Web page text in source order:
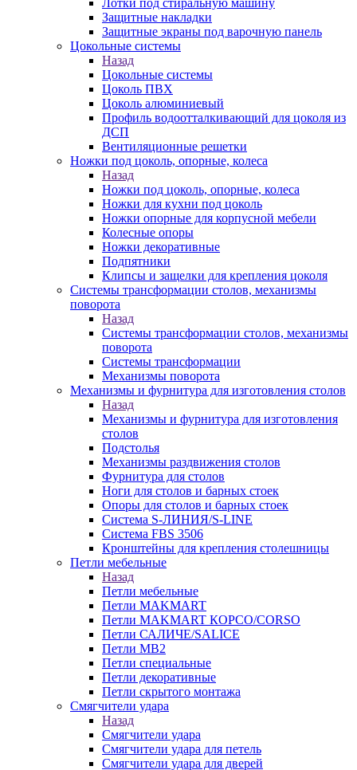
Лотки под стиральную машину
Защитные накладки
Защитные экраны под варочную панель
Цокольные системы
Назад
Цокольные системы
Цоколь ПВХ
Цоколь алюминиевый
Профиль водоотталкивающий для цоколя из
ДСП
Вентиляционные решетки
Ножки под цоколь, опорные, колеса
Назад
Ножки под цоколь, опорные, колеса
Ножки для кухни под цоколь
Ножки опорные для корпусной мебели
Колесные опоры
Ножки декоративные
Подпятники
Клипсы и защелки для крепления цоколя
Системы трансформации столов, механизмы
поворота
Назад
Системы трансформации столов, механизмы
поворота
Системы трансформации
Механизмы поворота
Механизмы и фурнитура для изготовления столов
Назад
Механизмы и фурнитура для изготовления
столов
Подстолья
Механизмы раздвижения столов
Фурнитура для столов
Ноги для столов и барных стоек
Опоры для столов и барных стоек
Система S-ЛИНИЯ/S-LINE
Система FBS 3506
Кронштейны для крепления столешницы
Петли мебельные
Назад
Петли мебельные
Петли MAKMART
Петли MAKMART КОРСО/CORSO
Петли САЛИЧЕ/SALICE
Петли MB2
Петли специальные
Петли декоративные
Петли скрытого монтажа
Смягчители удара
Назад
Смягчители удара
Смягчители удара для петель
Смягчители удара для дверей